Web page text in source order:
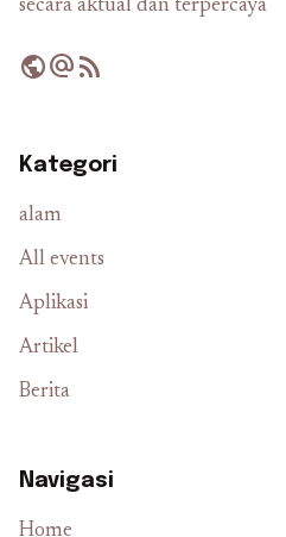
secara aktual dan terpercaya
publicalternate_emailrss_feed
Kategori
alam
All events
Aplikasi
Artikel
Berita
Navigasi
Home